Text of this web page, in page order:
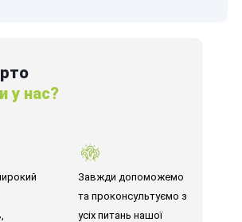
у нас?
Завжди допоможемо
та проконсультуємо з
усіх питань нашої